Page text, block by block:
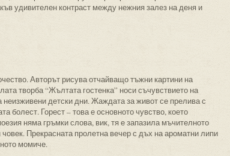
удивителен контраст между нежния залез на деня и
Авторът рисува отчайващо тъжни картини на
творба “Жълтата гостенка” носи съчувствието на
детски дни. Жаждата за живот се прелива с
болест. Горест – това е основното чувство, което
няма гръмки слова, вик, тя е запазила мъчителното
Прекрасната пролетна вечер с дъх на ароматни липи
момиче.